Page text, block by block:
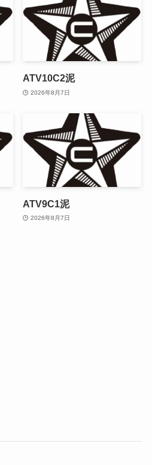
ATV10C2泥
2026年8月7日
ATV9C1泥
2026年8月7日